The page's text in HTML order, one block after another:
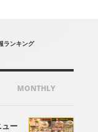
ランキング
MONTHLY
ュー